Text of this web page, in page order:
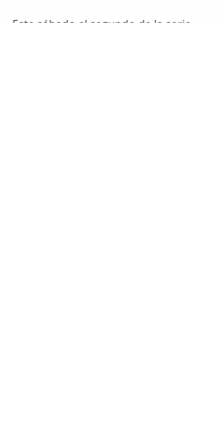
Este sábado el segundo de la serie